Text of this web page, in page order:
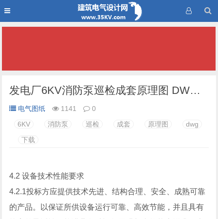
发电厂6KV消防泵巡检成套原理图 DWG 下载
电气图纸 1141
0
6KV
消防泵 巡检 成套 原理图
dwg
下载
4.2 设备技术性能要求
4.2.1投标方应提供技术先进、结构合理、安全、成熟可靠
的产品。以保证所供设备运行可靠、高效节能，并且具有